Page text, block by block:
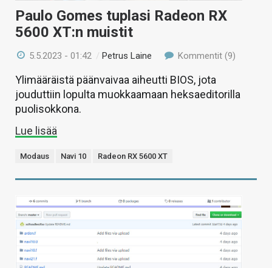
Paulo Gomes tuplasi Radeon RX
5600 XT:n muistit
5.5.2023 - 01:42 /Petrus Laine Kommentit (9)
Ylimääräistä päänvaivaa aiheutti BIOS, jota
jouduttiin lopulta muokkaamaan heksaeditorilla
puolisokkona.
Lue lisää
Modaus Navi 10 Radeon RX 5600 XT